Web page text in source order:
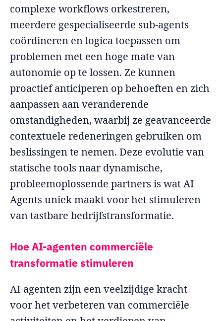
complexe workflows orkestreren,
meerdere gespecialiseerde sub-agents
coördineren en logica toepassen om
problemen met een hoge mate van
autonomie op te lossen. Ze kunnen
proactief anticiperen op behoeften en zich
aanpassen aan veranderende
omstandigheden, waarbij ze geavanceerde
contextuele redeneringen gebruiken om
beslissingen te nemen. Deze evolutie van
statische tools naar dynamische,
probleemoplossende partners is wat AI
Agents uniek maakt voor het stimuleren
van tastbare bedrijfstransformatie.
Hoe AI-agenten commerciële
transformatie stimuleren
AI-agenten zijn een veelzijdige kracht
voor het verbeteren van commerciële